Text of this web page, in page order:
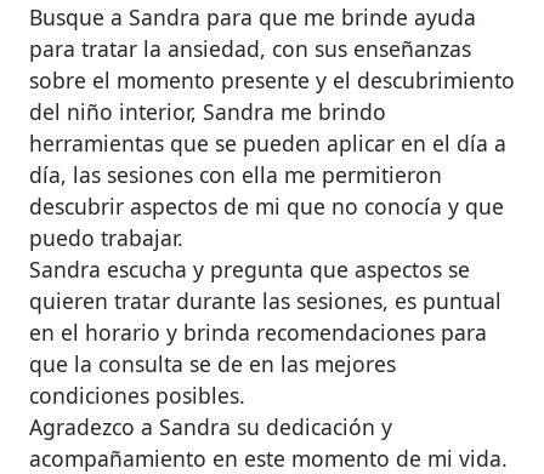
Busque a Sandra para que me brinde ayuda
para tratar la ansiedad, con sus enseñanzas
sobre el momento presente y el descubrimiento
del niño interior, Sandra me brindo
herramientas que se pueden aplicar en el día a
día, las sesiones con ella me permitieron
descubrir aspectos de mi que no conocía y que
puedo trabajar.
Sandra escucha y pregunta que aspectos se
quieren tratar durante las sesiones, es puntual
en el horario y brinda recomendaciones para
que la consulta se de en las mejores
condiciones posibles.
Agradezco a Sandra su dedicación y
acompañamiento en este momento de mi vida.